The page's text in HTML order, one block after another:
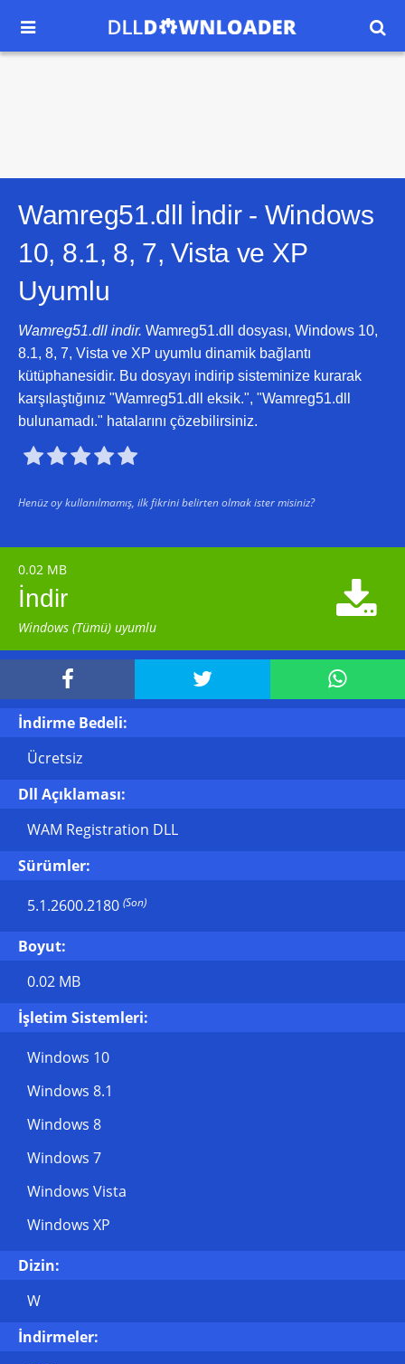
 
Wamreg51.dll İndir - Windows
10, 8.1, 8, 7, Vista ve XP
Uyumlu
Wamreg51.dll indir. Wamreg51.dll dosyası, Windows 10,
8.1, 8, 7, Vista ve XP uyumlu dinamik bağlantı
kütüphanesidir. Bu dosyayı indirip sisteminize kurarak
karşılaştığınız "Wamreg51.dll eksik.", "Wamreg51.dll
bulunamadı." hatalarını çözebilirsiniz.

Henüz oy kullanılmamış, ilk fikrini belirten olmak ister misiniz?
0.02 MB
İndir
Windows (Tümü) uyumlu

  
İndirme Bedeli:
Ücretsiz
Dll Açıklaması:
WAM Registration DLL
Sürümler:
5.1.2600.2180 (Son)
Boyut:
0.02 MB
İşletim Sistemleri:
Windows 10
Windows 8.1
Windows 8
Windows 7
Windows Vista
Windows XP
Dizin:
W
İndirmeler: